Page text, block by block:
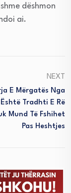
dëshmon
ai.
NEXT
E Mërgatës Nga
Tradhti E Rë
Mund Të Fshihet
Pas Heshtjes